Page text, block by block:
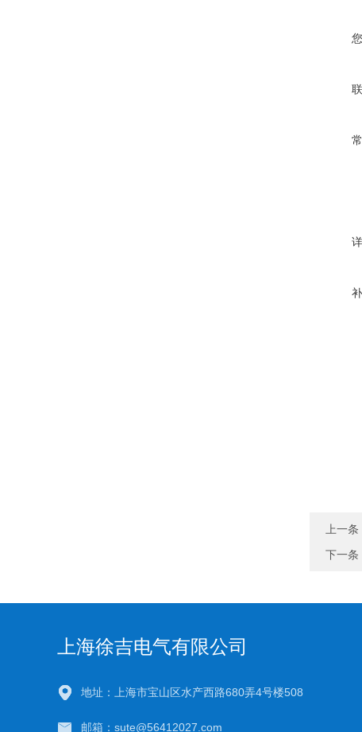
上一条
下一条
上海徐吉电气有限公司
地址：上海市宝山区水产西路680弄4号楼508
邮箱：sute@56412027.com